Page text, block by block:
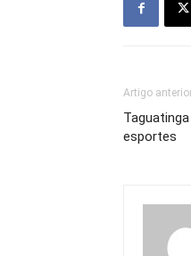
Artigo
esportes